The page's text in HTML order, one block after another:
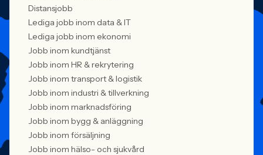
Distansjobb
Lediga jobb inom data & IT
Lediga jobb inom ekonomi
Jobb inom kundtjänst
Jobb inom HR & rekrytering
Jobb inom transport & logistik
Jobb inom industri & tillverkning
Jobb inom marknadsföring
Jobb inom bygg & anläggning
Jobb inom försäljning
Jobb inom hälso- och sjukvård